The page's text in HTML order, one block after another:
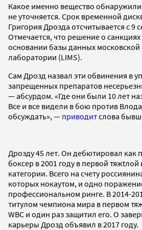
Какое именно вещество
не уточняется. Срок временной
Григория Дрозда отсчитывается с 9
Отмечается, что решение о
основании базы данных
лаборатории (LIMS).
Сам Дрозд назвал эти обвинения в
запрещенных препаратов
— абсурдом. «Где они были 10 лет
Все и все видели в бою против
обсуждать», — приводитслова
Дрозду 45 лет. Он дебютировал как
боксер в 2001 году в первой тяжtлой
категории. Всего на счету
которых нокаутом, и одно
профессиональном ринге. В 2014-
титулом чемпиона мира в первом
WBC и один раз защитил его. О
карьеры Дрозд объявил в 2017 году.